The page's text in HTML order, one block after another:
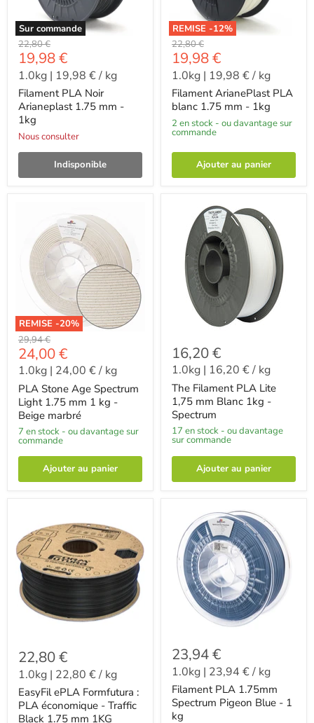
Sur commande
-
22,80 €
-
19,98 €
1.0kg | 19,98 €/ kg
Filament PLA Noir
Arianeplast 1.75 mm -
1kg
Nous consulter
Indisponible
REMISE -12%
-
22,80 €
-
19,98 €
1.0kg | 19,98 €/ kg
Filament ArianePlast PLA
blanc 1.75 mm - 1kg
2 en stock - ou davantage sur
commande
Ajouter au panier
REMISE -20%
-
29,94 €
-
24,00 €
1.0kg | 24,00 €/ kg
PLA Stone Age Spectrum
Light 1.75 mm 1 kg -
Beige marbré
7 en stock - ou davantage sur
commande
Ajouter au panier
16,20 €
1.0kg | 16,20 €/ kg
The Filament PLA Lite
1,75 mm Blanc 1kg -
Spectrum
17 en stock - ou davantage
sur commande
Ajouter au panier
22,80 €
1.0kg | 22,80 €/ kg
EasyFil ePLA Formfutura :
PLA économique - Traffic
Black 1.75 mm 1KG
23,94 €
1.0kg | 23,94 €/ kg
Filament PLA 1.75mm
Spectrum Pigeon Blue - 1
kg